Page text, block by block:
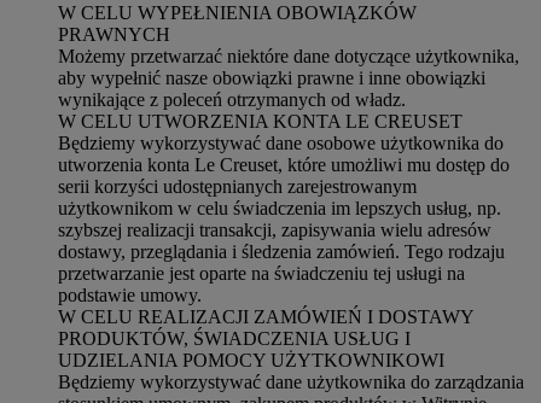
W CELU WYPEŁNIENIA OBOWIĄZKÓW
PRAWNYCH
Możemy przetwarzać niektóre dane dotyczące użytkownika,
aby wypełnić nasze obowiązki prawne i inne obowiązki
wynikające z poleceń otrzymanych od władz.
W CELU UTWORZENIA KONTA LE CREUSET
Będziemy wykorzystywać dane osobowe użytkownika do
utworzenia konta Le Creuset, które umożliwi mu dostęp do
serii korzyści udostępnianych zarejestrowanym
użytkownikom w celu świadczenia im lepszych usług, np.
szybszej realizacji transakcji, zapisywania wielu adresów
dostawy, przeglądania i śledzenia zamówień. Tego rodzaju
przetwarzanie jest oparte na świadczeniu tej usługi na
podstawie umowy.
W CELU REALIZACJI ZAMÓWIEŃ I DOSTAWY
PRODUKTÓW, ŚWIADCZENIA USŁUG I
UDZIELANIA POMOCY UŻYTKOWNIKOWI
Będziemy wykorzystywać dane użytkownika do zarządzania